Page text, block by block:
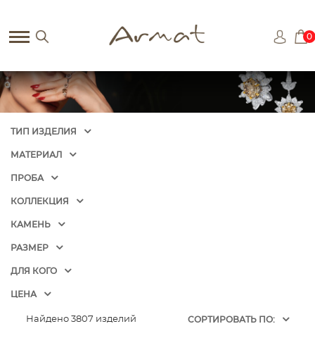
0
ТИП ИЗДЕЛИЯ
МАТЕРИАЛ
ПРОБА
КОЛЛЕКЦИЯ
КАМЕНЬ
РАЗМЕР
ДЛЯ КОГО
ЦЕНА
Найдено 3807 изделий CОРТИРОВАТЬ ПО: